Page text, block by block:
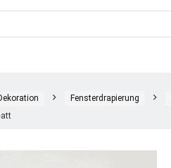
Fensterdrapierung